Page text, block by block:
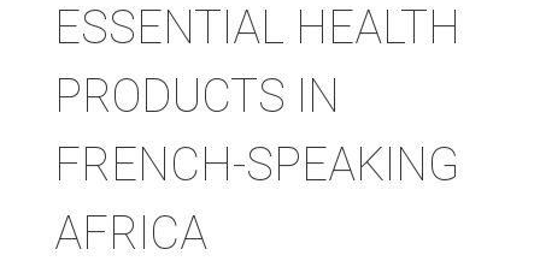
ESSENTIAL HEALTH
PRODUCTS IN
FRENCH-SPEAKING
AFRICA